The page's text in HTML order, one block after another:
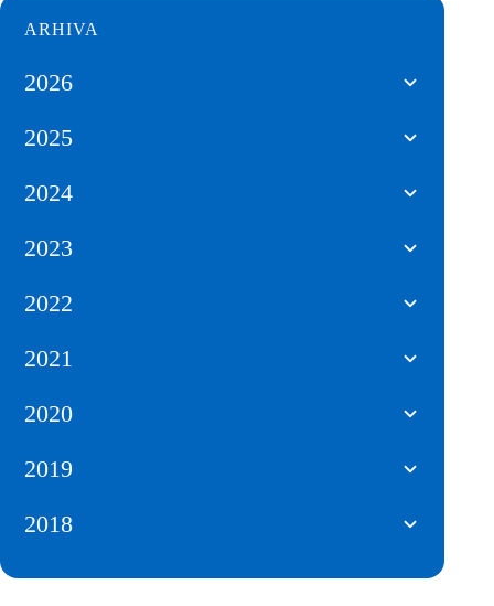
ARHIVA
2026
2025
2024
2023
2022
2021
2020
2019
2018